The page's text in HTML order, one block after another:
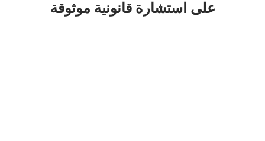
على استشارة قانونية موثوقة